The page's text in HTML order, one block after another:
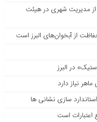
مدیریت شهری در هیئت
از آبخوان‌های البرز است
در البرز
نیاز دارد
سازی نشانی ها
اعتبارات است